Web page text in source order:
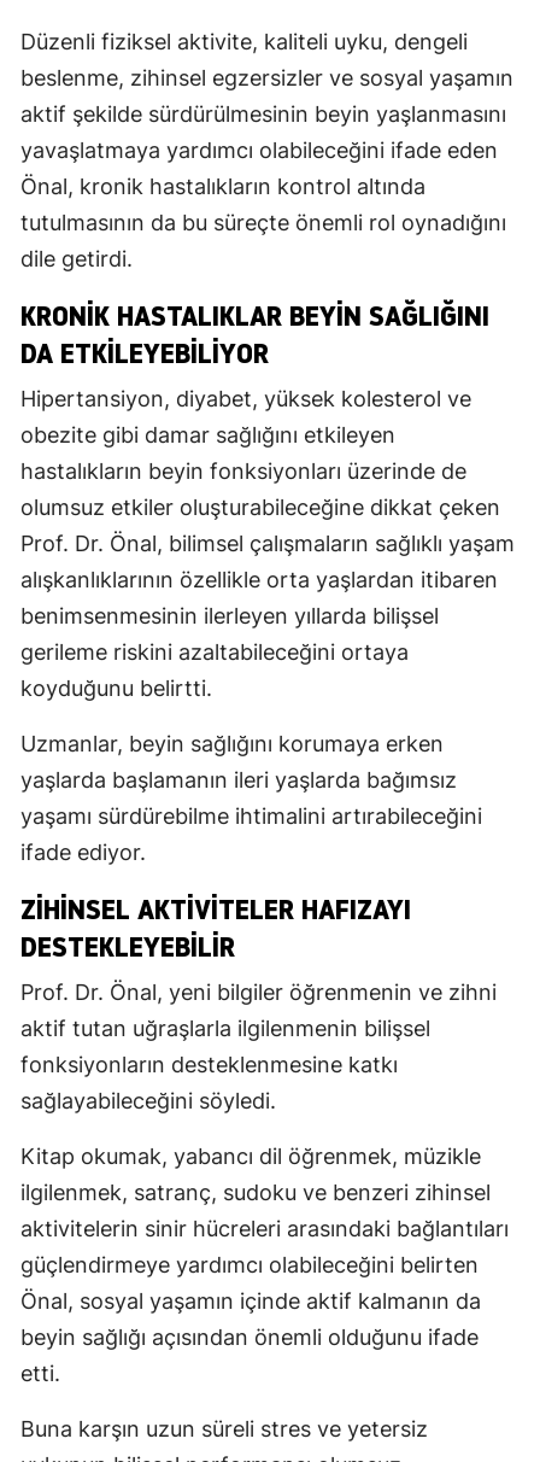
Düzenli fiziksel aktivite, kaliteli uyku, dengeli
beslenme, zihinsel egzersizler ve sosyal yaşamın
aktif şekilde sürdürülmesinin beyin yaşlanmasını
yavaşlatmaya yardımcı olabileceğini ifade eden
Önal, kronik hastalıkların kontrol altında
tutulmasının da bu süreçte önemli rol oynadığını
dile getirdi.
KRONIK HASTALIKLAR BEYIN SAĞLIĞINI
DA ETKILEYEBILIYOR
Hipertansiyon, diyabet, yüksek kolesterol ve
obezite gibi damar sağlığını etkileyen
hastalıkların beyin fonksiyonları üzerinde de
olumsuz etkiler oluşturabileceğine dikkat çeken
Prof. Dr. Önal, bilimsel çalışmaların sağlıklı yaşam
alışkanlıklarının özellikle orta yaşlardan itibaren
benimsenmesinin ilerleyen yıllarda bilişsel
gerileme riskini azaltabileceğini ortaya
koyduğunu belirtti.
Uzmanlar, beyin sağlığını korumaya erken
yaşlarda başlamanın ileri yaşlarda bağımsız
yaşamı sürdürebilme ihtimalini artırabileceğini
ifade ediyor.
ZIHINSEL AKTIVITELER HAFIZAYI
DESTEKLEYEBILIR
Prof. Dr. Önal, yeni bilgiler öğrenmenin ve zihni
aktif tutan uğraşlarla ilgilenmenin bilişsel
fonksiyonların desteklenmesine katkı
sağlayabileceğini söyledi.
Kitap okumak, yabancı dil öğrenmek, müzikle
ilgilenmek, satranç, sudoku ve benzeri zihinsel
aktivitelerin sinir hücreleri arasındaki bağlantıları
güçlendirmeye yardımcı olabileceğini belirten
Önal, sosyal yaşamın içinde aktif kalmanın da
beyin sağlığı açısından önemli olduğunu ifade
etti.
Buna karşın uzun süreli stres ve yetersiz